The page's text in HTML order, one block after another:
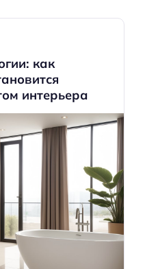
как
интерьера